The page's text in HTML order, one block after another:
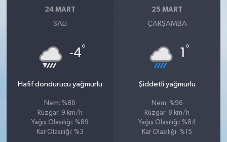
24 MART
SALI
-4°
Hafif dondurucu yağmurlu
Nem: %86
Rüzgar: 9 km/h
Yağış Olasılığı: %89
Kar Olasılığı: %3
25 MART
ÇARŞAMBA
1 °
Şiddetli yağmurlu
Nem: %96
Rüzgar: 8 km/h
Yağış Olasılığı: %84
Kar Olasılığı: %15